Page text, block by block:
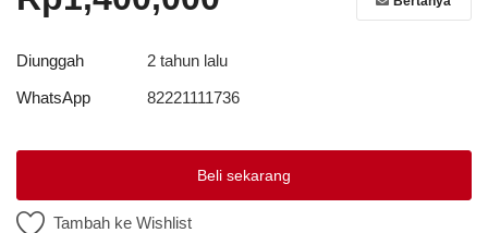
Wishlist
Blog
Tentang Kami
Hubungi Kami
Diunggah
2 tahun lalu
WhatsApp
82221111736
Beli sekarang
Tambah ke Wishlist